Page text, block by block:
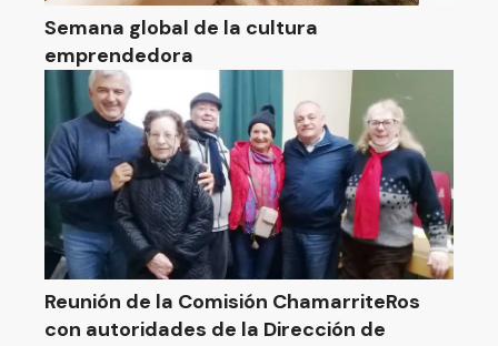
Semana global de la cultura
emprendedora
Reunión de la Comisión ChamarriteRos
con autoridades de la Dirección de